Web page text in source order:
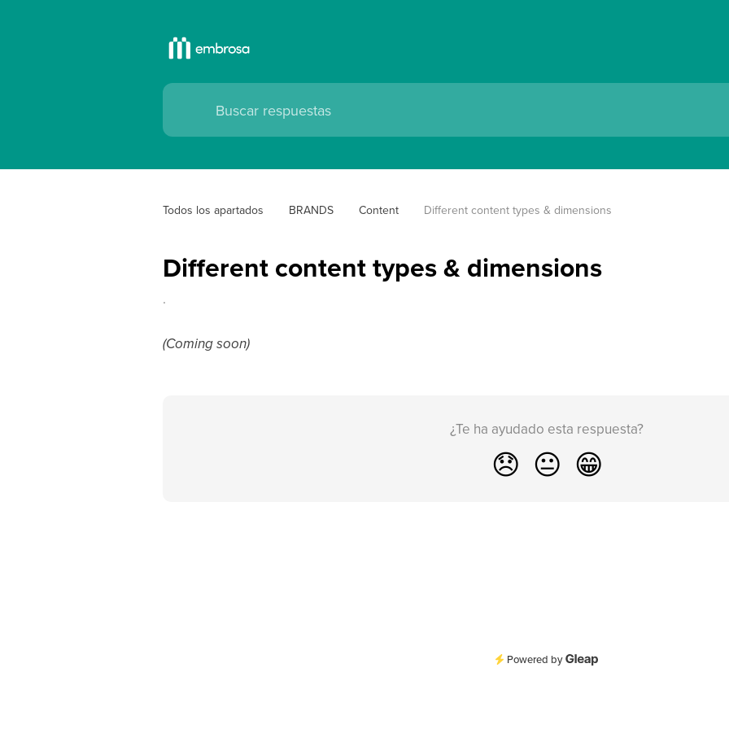
Todos los apartados BRANDS Content Different content types & dimensions
Different content types & dimensions
.
(Coming soon)
¿Te ha ayudado esta respuesta?
😞 😐 😁
Powered by